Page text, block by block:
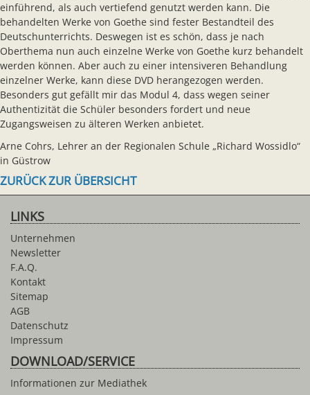
einführend, als auch vertiefend genutzt werden kann. Die
behandelten Werke von Goethe sind fester Bestandteil des
Deutschunterrichts. Deswegen ist es schön, dass je nach
Oberthema nun auch einzelne Werke von Goethe kurz behandelt
werden können. Aber auch zu einer intensiveren Behandlung
einzelner Werke, kann diese DVD herangezogen werden.
Besonders gut gefällt mir das Modul 4, dass wegen seiner
Authentizität die Schüler besonders fordert und neue
Zugangsweisen zu älteren Werken anbietet.
Arne Cohrs, Lehrer an der Regionalen Schule „Richard Wossidlo“
in Güstrow
ZURÜCK ZUR ÜBERSICHT
LINKS
Unternehmen
Newsletter
F.A.Q.
Kontakt
Sitemap
AGB
Datenschutz
Impressum
DOWNLOAD/SERVICE
Informationen zur Mediathek